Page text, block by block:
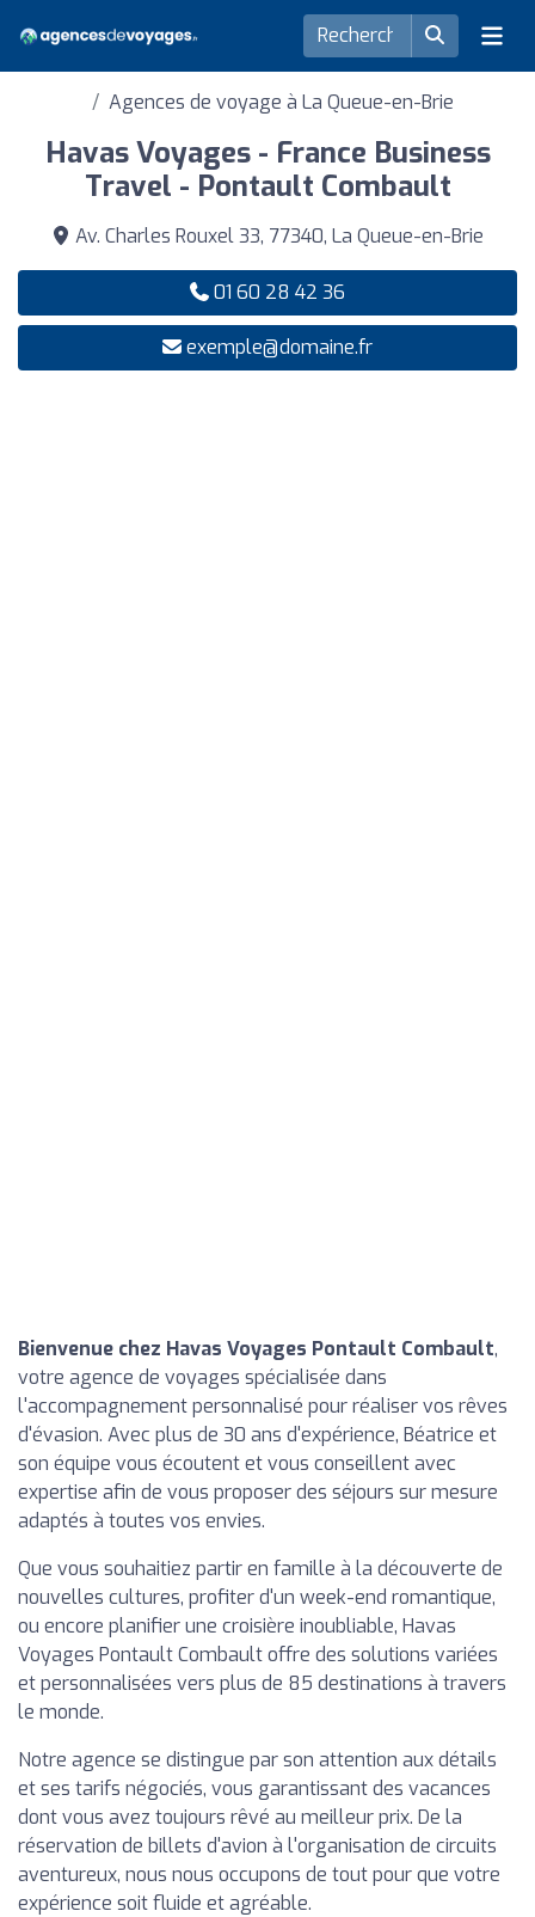
Agences de voyage à La Queue-en-Brie
Havas Voyages - France Business
Travel - Pontault Combault
Av. Charles Rouxel 33, 77340, La Queue-en-Brie
01 60 28 42 36
exemple@domaine.fr
Bienvenue chez Havas Voyages Pontault Combault,
votre agence de voyages spécialisée dans
l'accompagnement personnalisé pour réaliser vos rêves
d'évasion. Avec plus de 30 ans d'expérience, Béatrice et
son équipe vous écoutent et vous conseillent avec
expertise afin de vous proposer des séjours sur mesure
adaptés à toutes vos envies.
Que vous souhaitiez partir en famille à la découverte de
nouvelles cultures, profiter d'un week-end romantique,
ou encore planifier une croisière inoubliable, Havas
Voyages Pontault Combault offre des solutions variées
et personnalisées vers plus de 85 destinations à travers
le monde.
Notre agence se distingue par son attention aux détails
et ses tarifs négociés, vous garantissant des vacances
dont vous avez toujours rêvé au meilleur prix. De la
réservation de billets d'avion à l'organisation de circuits
aventureux, nous nous occupons de tout pour que votre
expérience soit fluide et agréable.